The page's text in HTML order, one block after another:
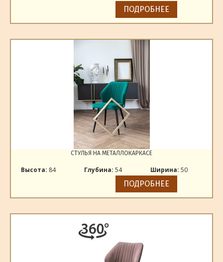
ПОДРОБНЕЕ
СТУЛЬЯ НА МЕТАЛЛОКАРКАСЕ
Высота: 84 Глубина: 54 Ширина: 50
ПОДРОБНЕЕ